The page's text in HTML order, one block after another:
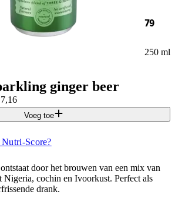
79
250 ml
ginger beer
7,16
Voeg toe
Score?
door het brouwen van een mix van
Nigeria, cochin en Ivoorkust. Perfect als
drank.